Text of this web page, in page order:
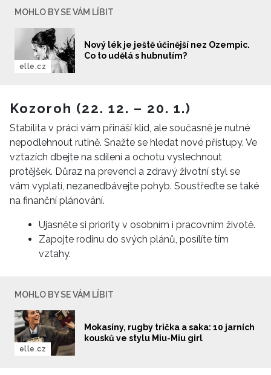
MOHLO BY SE VÁM LÍBIT
Nový lék je ještě účinější nez Ozempic.
Co to udělá s hubnutím?
elle.cz
Kozoroh (22. 12. – 20. 1.)
Stabilita v práci vám přináší klid, ale současně je nutné
nepodlehnout rutině. Snažte se hledat nové přístupy. Ve
vztazích dbejte na sdílení a ochotu vyslechnout
protějšek. Důraz na prevenci a zdravý životní styl se
vám vyplatí, nezanedbávejte pohyb. Soustřeďte se také
na finanční plánování.
Ujasněte si priority v osobním i pracovním životě.
Zapojte rodinu do svých plánů, posílíte tím
vztahy.
MOHLO BY SE VÁM LÍBIT
Mokasíny, rugby trička a saka: 10 jarních
kousků ve stylu Miu-Miu girl
elle.cz